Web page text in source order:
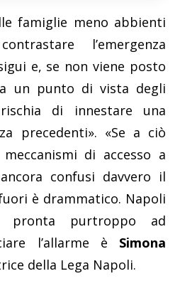
famiglie meno abbienti
l’emergenza
e, se non viene posto
un punto di vista degli
di innestare una
precedenti». «Se a ciò
di accesso a
confusi davvero il
è drammatico. Napoli
pronta purtroppo ad
l’allarme è Simona
della Lega Napoli.